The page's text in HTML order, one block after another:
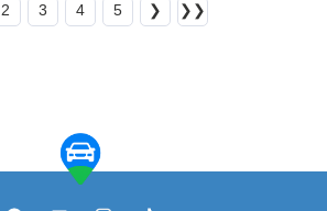
2 3 4 5 ❯ ❯❯